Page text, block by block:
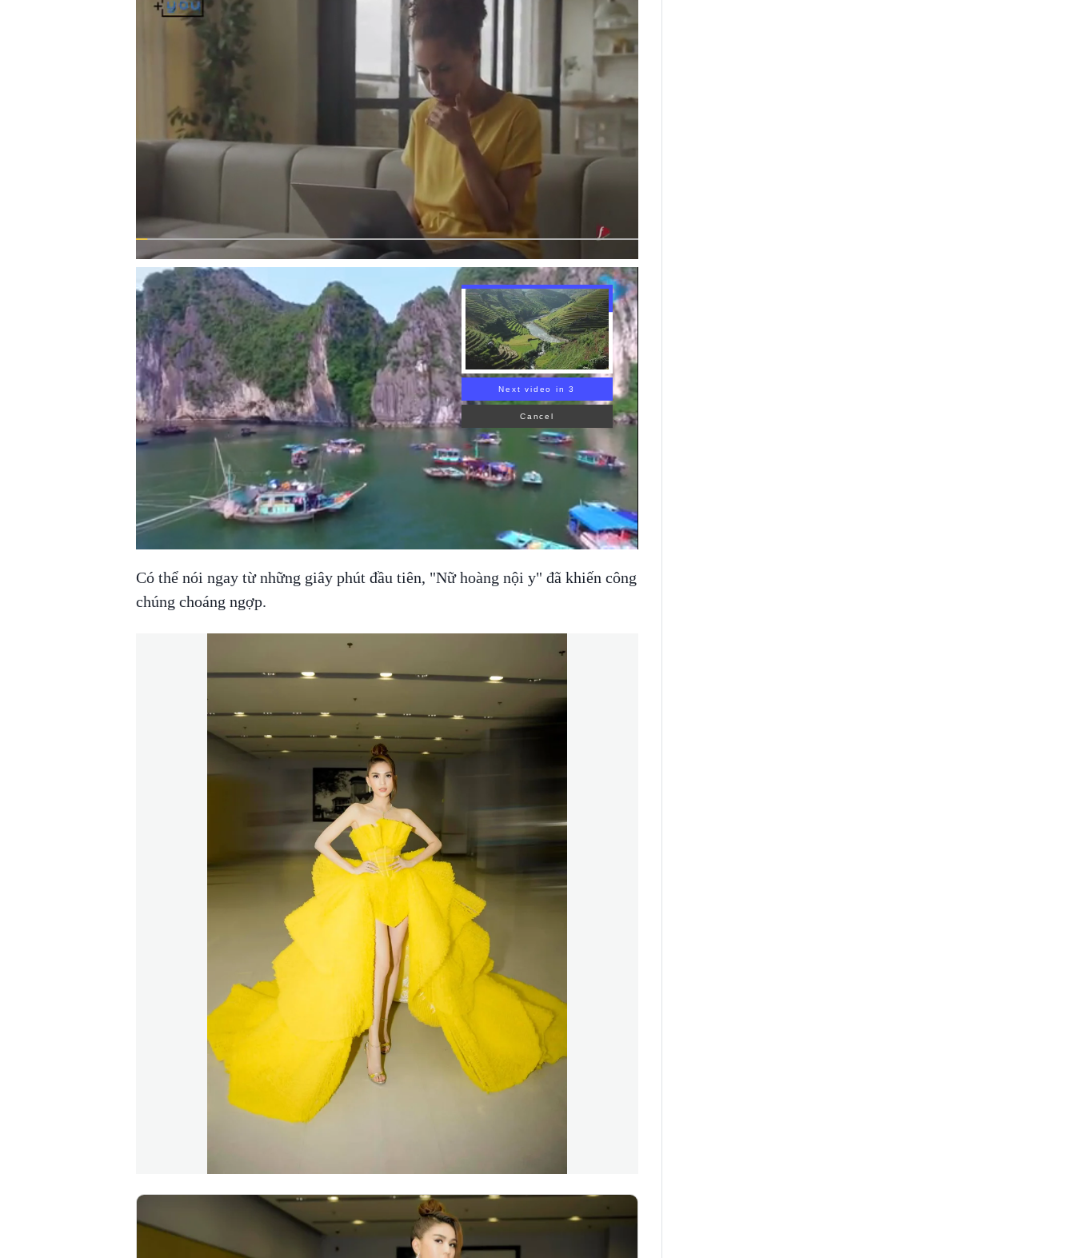
Next video in 1
Cancel
Có thể nói ngay từ những giây phút đầu tiên, "Nữ hoàng nội y" đã khiến công
chúng choáng ngợp.